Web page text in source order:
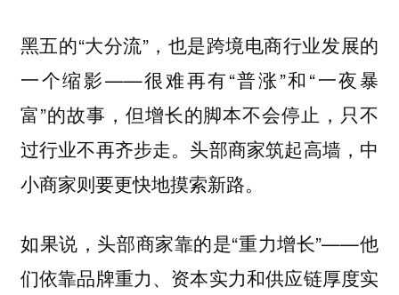
黑五的“大分流”，也是跨境电商行业发展的
一个缩影——很难再有“普涨”和“一夜暴
富”的故事，但增长的脚本不会停止，只不
过行业不再齐步走。头部商家筑起高墙，中
小商家则要更快地摸索新路。
如果说，头部商家靠的是“重力增长”——他
们依靠品牌重力、资本实力和供应链厚度实